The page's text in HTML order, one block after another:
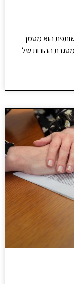
הוא מסמך
ההורות של